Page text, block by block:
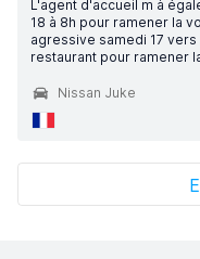
L'agent d'accueil m à
18 à 8h pour ramener la
agressive samedi 17 vers
restaurant pour ramener
Nissan Juke